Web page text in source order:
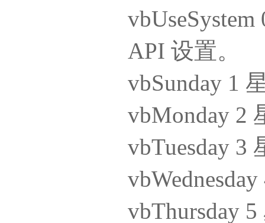
API 设置。
vbSunday 1
vbMonday 2
vbTuesday 3
vbThursday